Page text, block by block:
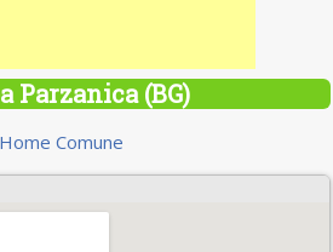
Parzanica (BG)
Home Comune